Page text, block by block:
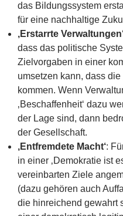
das Bildungssystem
für eine nachhaltige
‚Erstarrte
dass das politische
Zielvorgaben in einer
umsetzen kann, dass
kommen. Wenn
‚Beschaffenheit‘ dazu
der Lage sind, dann
der Gesellschaft.
‚Entfremdete Macht‘:
in einer ‚Demokratie ist
vereinbarten Ziele
(dazu gehören auch
die hinreichend gewahrt